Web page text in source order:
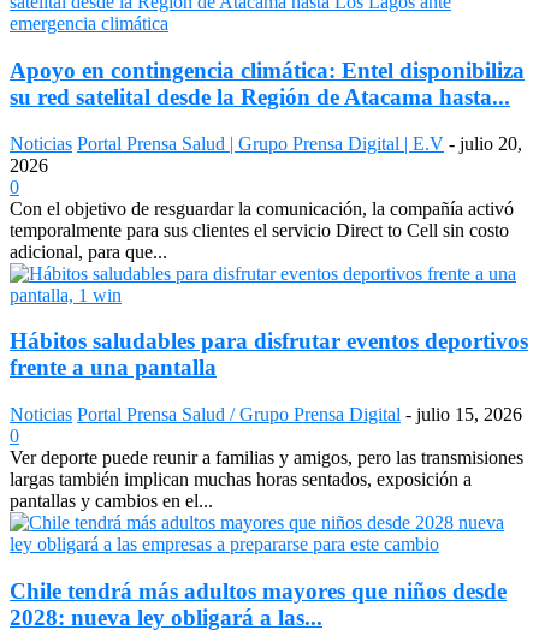
Apoyo en contingencia climática: Entel disponibiliza
su red satelital desde la Región de Atacama hasta...
Noticias Portal Prensa Salud | Grupo Prensa Digital | E.V - julio 20,
2026
0
Con el objetivo de resguardar la comunicación, la compañía activó
temporalmente para sus clientes el servicio Direct to Cell sin costo
adicional, para que...
Hábitos saludables para disfrutar eventos deportivos
frente a una pantalla
Noticias Portal Prensa Salud / Grupo Prensa Digital - julio 15, 2026
0
Ver deporte puede reunir a familias y amigos, pero las transmisiones
largas también implican muchas horas sentados, exposición a
pantallas y cambios en el...
Chile tendrá más adultos mayores que niños desde
2028: nueva ley obligará a las...